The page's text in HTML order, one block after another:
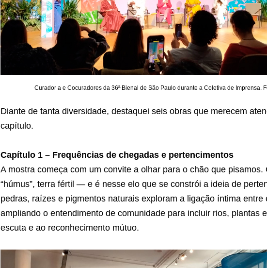
Curador a e Cocuradores da 36ª Bienal de São Paulo durante a Coletiva de Imprensa.
Diante de tanta diversidade, destaquei seis obras que merecem
capítulo.
Capítulo 1 – Frequências de chegadas e pertencimentos
A mostra começa com um convite a olhar para o chão que pisamos.
“húmus”, terra fértil — e é nesse elo que se constrói a ideia de
pedras, raízes e pigmentos naturais exploram a ligação íntima entre
ampliando o entendimento de comunidade para incluir rios, plantas
escuta e ao reconhecimento mútuo.